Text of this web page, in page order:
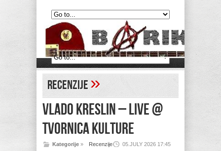
Recenzije»
VLADO KRESLIN – Live @
Tvornica kulture
05.JULY 2026 17:45
Kategorije » Recenzije